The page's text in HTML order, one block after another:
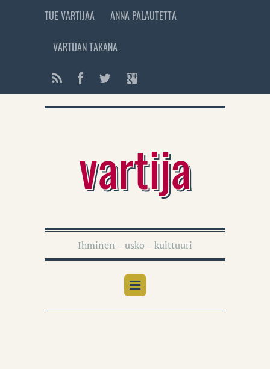
TUE VARTIJAA ANNA PALAUTETTA
VARTIJAN TAKANA
vartija
Ihminen – usko – kulttuuri